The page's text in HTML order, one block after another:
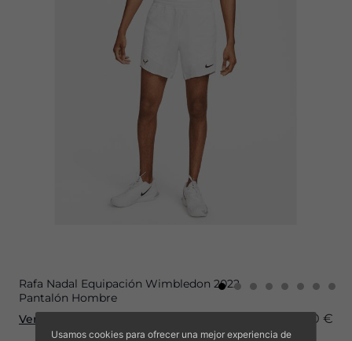
Rafa Nadal Equipación Wimbledon 2022
Pantalón Hombre
Ver producto
49,00 €
Usamos cookies para ofrecer una mejor experiencia de